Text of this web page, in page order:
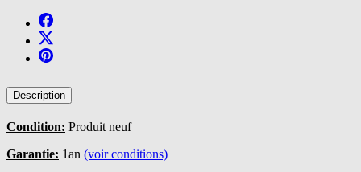
Description
Condition: Produit neuf
Garantie: 1an (voir conditions)